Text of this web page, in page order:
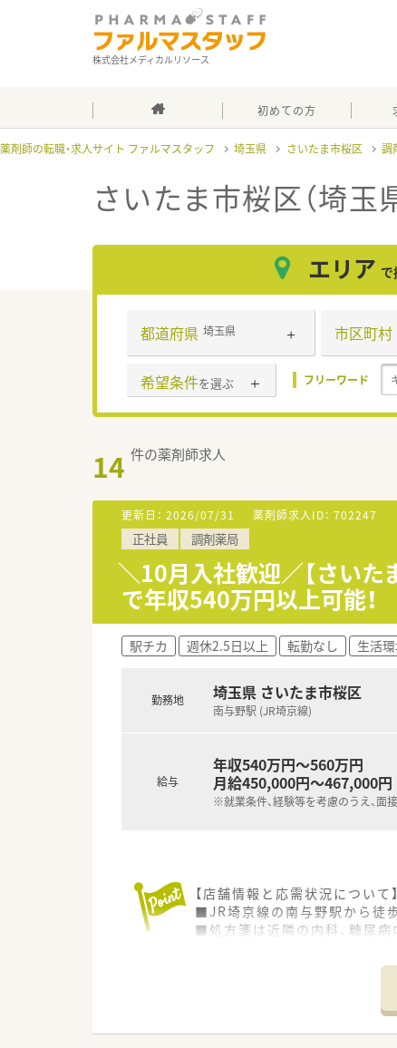
株式会社メディカルリソース
初めての方
薬剤師の転職・求人サイト ファルマスタッフ 埼玉県 さいたま市桜区 調
さいたま市桜区（埼玉
エリア で
都道府県 埼玉県 市区町村
希望条件を選ぶ フリーワード
14 件の薬剤師求人
更新日： 2026/07/31 薬剤師求人ID： 702247
正社員 調剤薬局
＼10月入社歓迎／【さい
で年収540万円以上可能！
駅チカ 週休2.5日以上 転勤なし 生活
勤務地 埼玉県 さいたま市桜区
南与野駅 (JR埼京線)
給与
年収540万円～560万円
月給450,000円～467,000円
※就業条件、経験等を考慮のうえ、面
【店舗情報と応需状況について】
■JR埼京線の南与野駅から徒
■処方箋は近隣の内科、糖尿病
■医療コンサルティング事業
■情報の透明性とフラットな
■「希少性の高い薬局組織」を